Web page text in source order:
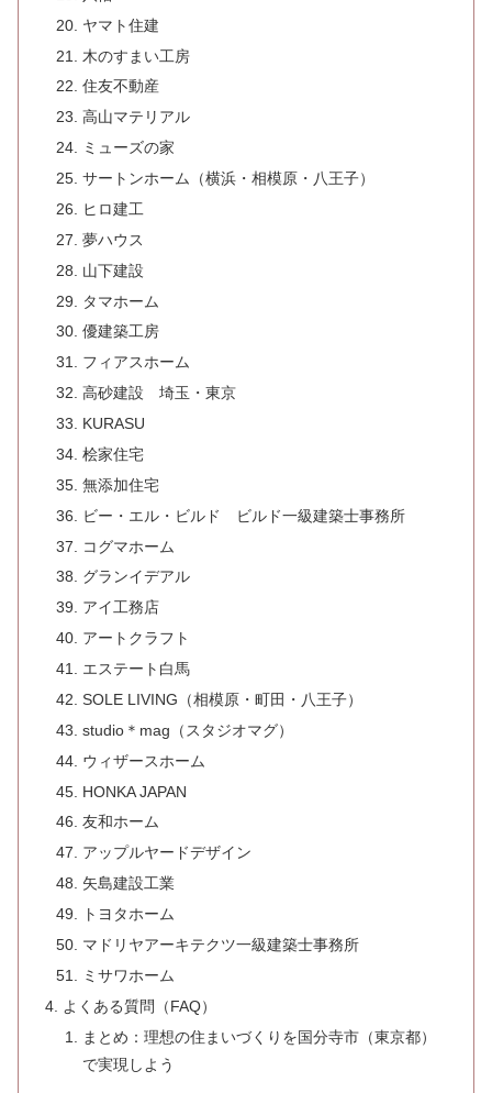
ヤマト住建
木のすまい工房
住友不動産
高山マテリアル
ミューズの家
サートンホーム（横浜・相模原・八王子）
ヒロ建工
夢ハウス
山下建設
タマホーム
優建築工房
フィアスホーム
高砂建設 埼玉・東京
KURASU
桧家住宅
無添加住宅
ビー・エル・ビルド ビルド一級建築士事務所
コグマホーム
グランイデアル
アイ工務店
アートクラフト
エステート白馬
SOLE LIVING（相模原・町田・八王子）
studio＊mag（スタジオマグ）
ウィザースホーム
HONKA JAPAN
友和ホーム
アップルヤードデザイン
矢島建設工業
トヨタホーム
マドリヤアーキテクツ一級建築士事務所
ミサワホーム
よくある質問（FAQ）
まとめ：理想の住まいづくりを国分寺市（東京都）
で実現しよう